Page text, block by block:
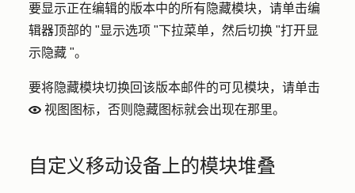
要显示正在编辑的版本中的所有隐藏模块，请单击编
辑器顶部的 "显示选项 "下拉菜单，然后切换 "打开显
示隐藏 "。
要将隐藏模块切换回该版本邮件的可见模块，请单击
view 视图图标，否则隐藏图标就会出现在那里。
自定义移动设备上的模块堆叠